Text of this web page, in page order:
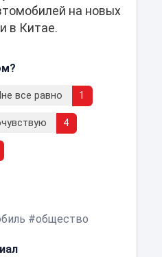
на новых
в Китае.
все равно 1
4
общество